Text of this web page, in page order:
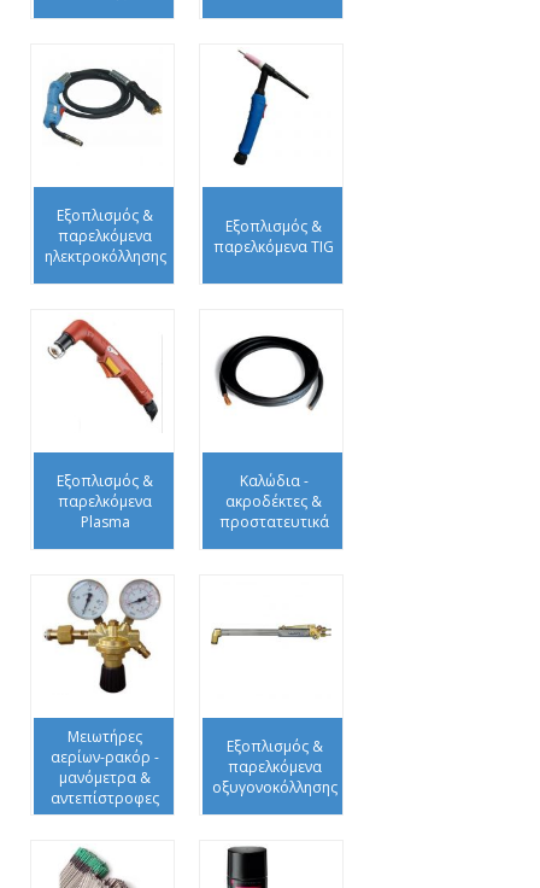
Εξοπλισμός &
παρελκόμενα
ηλεκτροκόλλησης
Εξοπλισμός &
παρελκόμενα TIG
Εξοπλισμός &
παρελκόμενα
Plasma
Καλώδια -
ακροδέκτες &
προστατευτικά
Μειωτήρες
αερίων-ρακόρ -
μανόμετρα &
αντεπίστροφες
Εξοπλισμός &
παρελκόμενα
οξυγονοκόλλησης